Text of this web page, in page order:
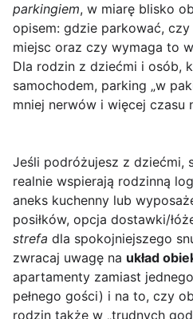
parkingiem, w miarę blisko
opisem: gdzie parkować,
miejsc oraz czy wymaga to
Dla rodzin z dziećmi i osób,
samochodem, parking „w
mniej nerwów i więcej czasu
Jeśli podróżujesz z dziećmi,
realnie wspierają rodzinną
aneks kuchenny lub
posiłków, opcja dostawki/
strefa dla spokojniejszego
zwracaj uwagę na układ
apartamenty zamiast
pełnego gości) i na to, czy
rodzin także w „trudnych